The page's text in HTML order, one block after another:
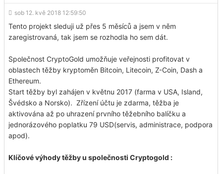
sob 12. kvě 2018 12:59:50
Tento projekt sleduji už přes 5 měsíců a jsem v něm
zaregistrovaná, tak jsem se rozhodla ho sem dát.
Společnost CryptoGold umožňuje veřejnosti profitovat v
oblastech těžby kryptoměn Bitcoin, Litecoin, Z-Coin, Dash a
Ethereum.
Start těžby byl zahájen v květnu 2017 (farma v USA, Island,
Švédsko a Norsko). Zřízení účtu je zdarma, těžba je
aktivována až po uhrazení prvního těžebního balíčku a
jednorázového poplatku 79 USD(servis, administrace, podpora
apod).
Klíčové výhody těžby u společnosti Cryptogold :